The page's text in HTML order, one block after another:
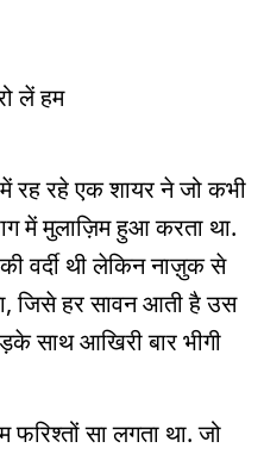
लें हम
रह रहे एक शायर ने जो कभी
में मुलाज़िम हुआ करता था.
वर्दी थी लेकिन नाज़ुक से
जिसे हर सावन आती है उस
साथ आखिरी बार भीगी
सा लगता था. जो